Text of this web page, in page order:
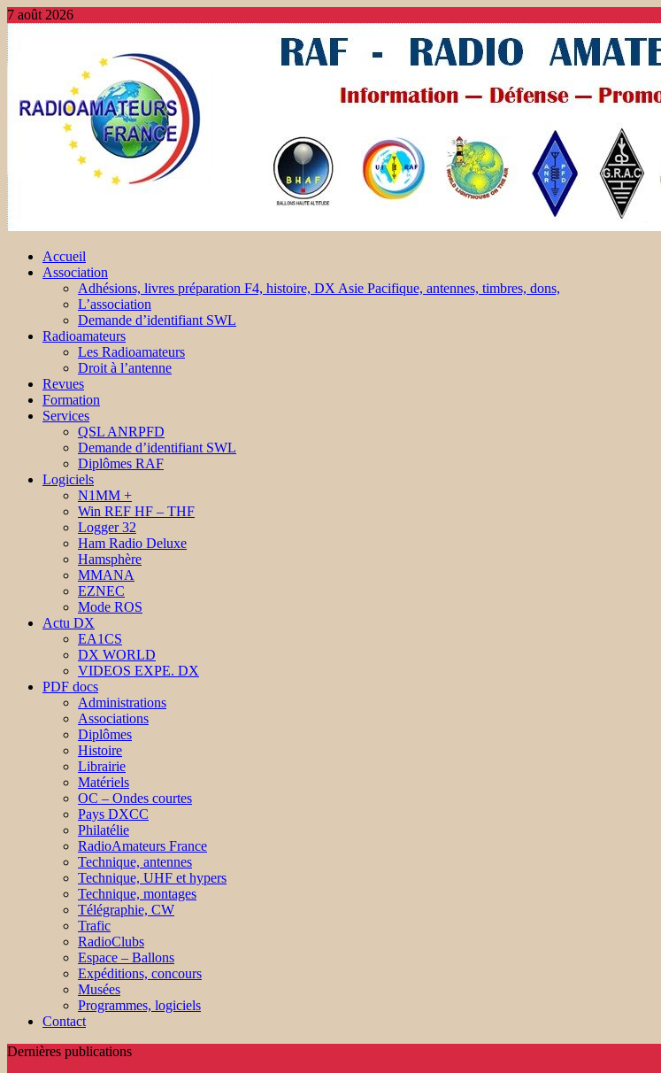
7 août 2026
Accueil
Association
Adhésions, livres préparation F4, histoire, DX Asie Pacifique, antennes, timbres, dons,
L’association
Demande d’identifiant SWL
Radioamateurs
Les Radioamateurs
Droit à l’antenne
Revues
Formation
Services
QSL ANRPFD
Demande d’identifiant SWL
Diplômes RAF
Logiciels
N1MM +
Win REF HF – THF
Logger 32
Ham Radio Deluxe
Hamsphère
MMANA
EZNEC
Mode ROS
Actu DX
EA1CS
DX WORLD
VIDEOS EXPE. DX
PDF docs
Administrations
Associations
Diplômes
Histoire
Librairie
Matériels
OC – Ondes courtes
Pays DXCC
Philatélie
RadioAmateurs France
Technique, antennes
Technique, UHF et hypers
Technique, montages
Télégraphie, CW
Trafic
RadioClubs
Espace – Ballons
Expéditions, concours
Musées
Programmes, logiciels
Contact
Dernières publications